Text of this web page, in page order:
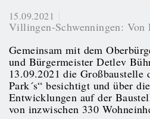
15.09.2021
Villingen-Schwenningen: Von
Gemeinsam mit dem
und Bürgermeister Detlev
13.09.2021 die Großbaustelle
Park´s“ besichtigt und über
Entwicklungen auf der
von inzwischen 330